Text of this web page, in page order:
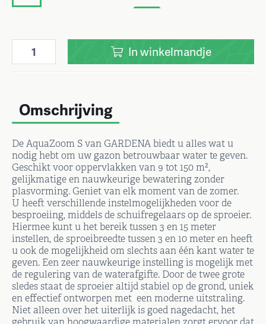
Inwinkelmandje
Omschrijving
De AquaZoom S van GARDENA biedt u alles wat u
nodig hebt om uw gazon betrouwbaar water te geven.
Geschikt voor oppervlakken van 9 tot 150 m²,
gelijkmatige en nauwkeurige bewatering zonder
plasvorming. Geniet van elk moment van de zomer.
U heeft verschillende instelmogelijkheden voor de
besproeiing, middels de schuifregelaars op de sproeier.
Hiermee kunt u het bereik tussen 3 en 15 meter
instellen, de sproeibreedte tussen 3 en 10 meter en heeft
u ook de mogelijkheid om slechts aan één kant water te
geven. Een zeer nauwkeurige instelling is mogelijk met
de regulering van de waterafgifte. Door de twee grote
sledes staat de sproeier altijd stabiel op de grond, uniek
en effectief ontworpen met ​ een moderne uitstraling.
Niet alleen over het uiterlijk is goed nagedacht, het